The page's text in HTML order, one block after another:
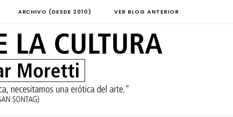
ARCHIVO (DESDE 2010) VER BLOG ANTERIOR